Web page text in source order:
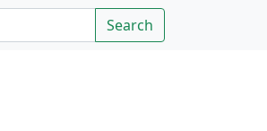
Rechercher
Search